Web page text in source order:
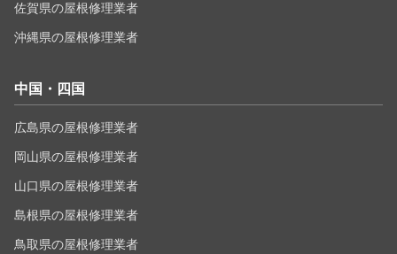
佐賀県の屋根修理業者
沖縄県の屋根修理業者
中国・四国
広島県の屋根修理業者
岡山県の屋根修理業者
山口県の屋根修理業者
島根県の屋根修理業者
鳥取県の屋根修理業者